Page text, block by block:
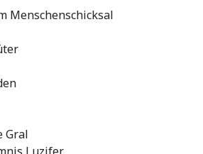
Menschenschicksal
Gral